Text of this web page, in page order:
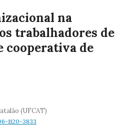
na
trabalhadores de
cooperativa de
(UFCAT)
1120-3833